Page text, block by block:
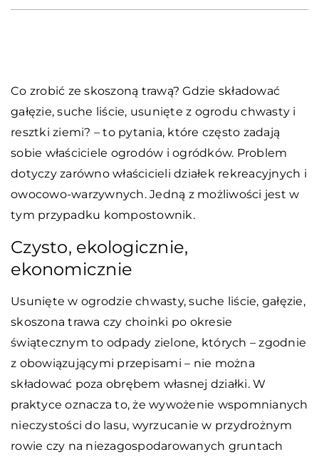
Co zrobić ze skoszoną trawą? Gdzie składować
gałęzie, suche liście, usunięte z ogrodu chwasty i
resztki ziemi? – to pytania, które często zadają
sobie właściciele ogrodów i ogródków. Problem
dotyczy zarówno właścicieli działek rekreacyjnych i
owocowo-warzywnych. Jedną z możliwości jest w
tym przypadku kompostownik.
Czysto, ekologicznie,
ekonomicznie
Usunięte w ogrodzie chwasty, suche liście, gałęzie,
skoszona trawa czy choinki po okresie
świątecznym to odpady zielone, których – zgodnie
z obowiązującymi przepisami – nie można
składować poza obrębem własnej działki. W
praktyce oznacza to, że wywożenie wspomnianych
nieczystości do lasu, wyrzucanie w przydrożnym
rowie czy na niezagospodarowanych gruntach